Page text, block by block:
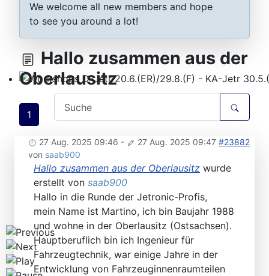
Workshops D-Jetr 20.6.(ER)/29.8.(F) - KA-Jetr
We welcome all new members and hope
to see you around a lot!
Hallo zusammen aus der
Oberlausitz
1
27 Aug. 2025 09:46 - 27 Aug. 2025 09:47 #23882
von saab900
Hallo zusammen aus der Oberlausitz wurde
erstellt von saab900
Hallo in die Runde der Jetronic-Profis,
mein Name ist Martino, ich bin Baujahr 1988
und wohne in der Oberlausitz (Ostsachsen).
Hauptberuflich bin ich Ingenieur für
Fahrzeugtechnik, war einige Jahre in der
Entwicklung von Fahrzeuginnenraumteilen